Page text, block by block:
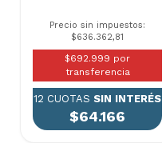
Precio sin impuestos:
$636.362,81
$692.999 por
transferencia
12 CUOTAS SIN INTERÉS
$64.166